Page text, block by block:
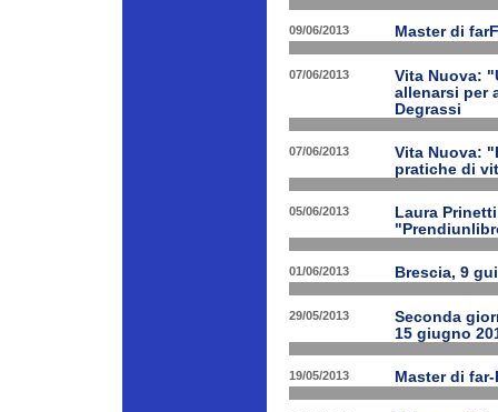
09/06/2013 Master di
07/06/2013
Vita Nuova:
allenarsi per
Degrassi
07/06/2013
Vita Nuova:
pratiche di
05/06/2013
Laura
01/06/2013 Brescia, 9
29/05/2013
Seconda
15 giugno
19/05/2013 Master di